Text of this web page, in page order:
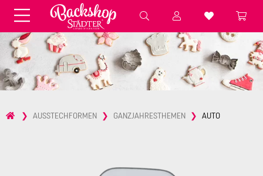
Aufbewahren
Fondant & Zubehör Speisefarben
Pralinenkapseln Geschenktüten
Backzutaten Küchenhelfer
AUSSTECHFORMEN GANZJAHRESTHEMEN AUTO